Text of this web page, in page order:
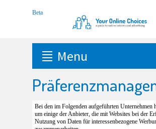
Menu
Bei den im Folgenden aufgeführten Unternehmen
um einige der Anbieter, die mit Websites bei der
Nutzung von Daten für interessenbezogene